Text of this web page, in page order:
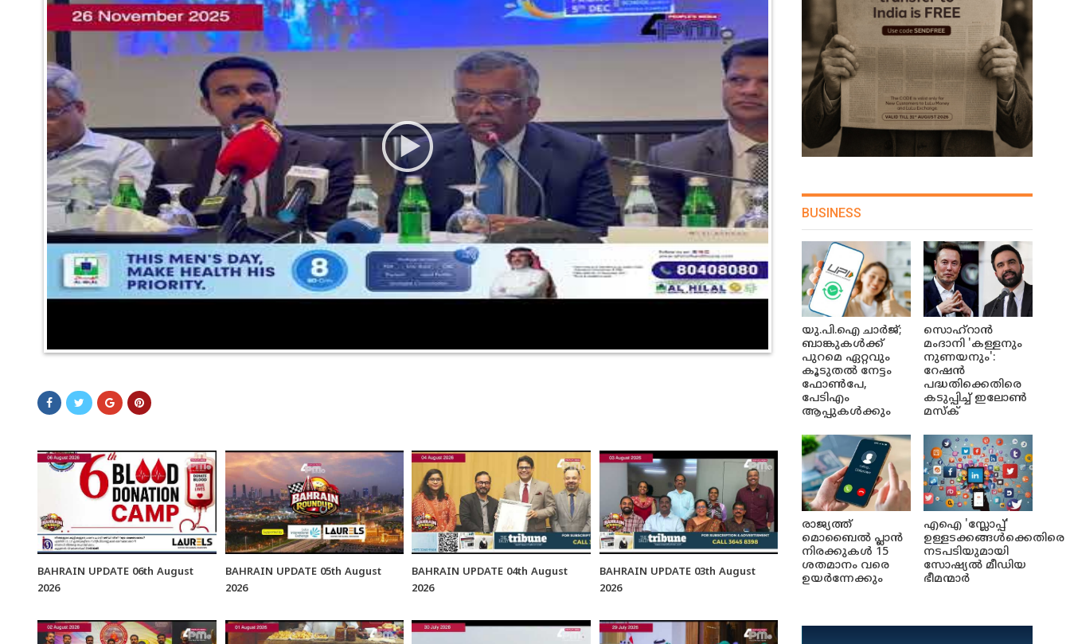
BAHRAIN UPDATE 06th August
2026
BAHRAIN UPDATE 05th August
2026
BAHRAIN UPDATE 04th August
2026
BAHRAIN UPDATE 03th August
2026
BUSINESS
യു.പി.ഐ ചാർജ്;
ബാങ്കുകൾക്ക്
പുറമെ ഏറ്റവും
കൂടുതൽ നേട്ടം
ഫോൺപേ,
പേടിഎം
ആപ്പുകൾക്കും
സൊഹ്റാൻ
മംദാനി 'കള്ളനും
നുണയനും':
റേഷൻ
പദ്ധതിക്കെതിരെ
കടുപ്പിച്ച് ഇലോൺ
മസ്ക്
രാജ്യത്ത്
മൊബൈൽ പ്ലാൻ
നിരക്കുകൾ 15
ശതമാനം വരെ
ഉയർന്നേക്കും
എഐ 'സ്ലോപ്പ്'
ഉള്ളടക്കങ്ങൾക്കെതിരെ
നടപടിയുമായി
സോഷ്യൽ മീഡിയ
ഭീമന്മാർ